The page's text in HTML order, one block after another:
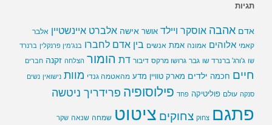
תגיות
אדם אהבה אוסקר ויילד אושר אישה אלברט איינשטיין אלבר
קאמי אלוהים אמונה אמת אנשים בין אדם לחברו בנג'מין פרנקלין ברנרד
שו ג'ורג' ברנרד שו גבר גרושו מרקס דיבור דת הומור הצלחה זקנה חברים
חיים חכמה ילדים מארק טוויין מדע מהאטמה גנדי מוות נישואין נשים
סנקה עולם פוליטיקה פחד פילוסופיה פרידריך ניטשה
פתגם צחוק צחוקים ציטוט שמחה שנאה שקר